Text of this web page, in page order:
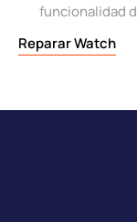
funcionalidad
Reparar Watch